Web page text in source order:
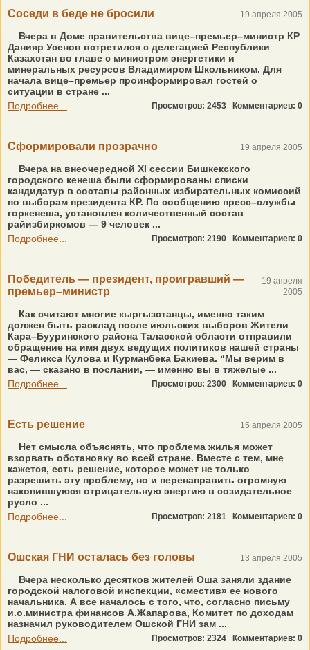
Соседи в беде не бросили 19 апреля 2005
Вчера в Доме правительства вице–премьер–министр КР
Данияр Усенов встретился с делегацией Республики
Казахстан во главе с министром энергетики и
минеральных ресурсов Владимиром Школьником. Для
начала вице–премьер проинформировал гостей о
ситуации в стране ...
Подробнее...
Просмотров: 2453 Комментариев: 0
Сформировали прозрачно 19 апреля 2005
Вчера на внеочередной XI сессии Бишкекского
городского кенеша были сформированы списки
кандидатур в составы районных избирательных комиссий
по выборам президента КР. По сообщению пресс–службы
горкенеша, установлен количественный состав
райизбиркомов — 9 человек ...
Подробнее...
Просмотров: 2190 Комментариев: 0
Победитель — президент, проигравший —
премьер–министр
19 апреля
2005
Как считают многие кыргызстанцы, именно таким
должен быть расклад после июльских выборов Жители
Кара–Бууринского района Таласской области отправили
обращение на имя двух ведущих политиков нашей страны
— Феликса Кулова и Курманбека Бакиева. “Мы верим в
вас, — сказано в послании, — именно вы в тяжелые ...
Подробнее...
Просмотров: 2300 Комментариев: 0
Есть решение 15 апреля 2005
Нет смысла объяснять, что проблема жилья может
взорвать обстановку во всей стране. Вместе с тем, мне
кажется, есть решение, которое может не только
разрешить эту проблему, но и перенаправить огромную
накопившуюся отрицательную энергию в созидательное
русло ...
Подробнее...
Просмотров: 2181 Комментариев: 0
Ошская ГНИ осталась без головы 13 апреля 2005
Вчера несколько десятков жителей Оша заняли здание
городской налоговой инспекции, «сместив» ее нового
начальника. А все началось с того, что, согласно письму
и.о.министра финансов А.Жапарова, Комитет по доходам
назначил руководителем Ошской ГНИ зам ...
Подробнее...
Просмотров: 2324 Комментариев: 0